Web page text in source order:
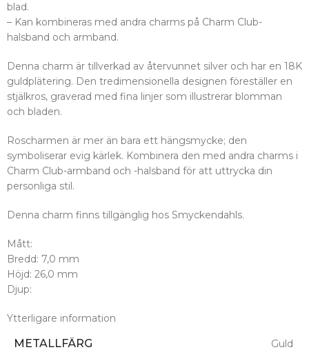
blad.
– Kan kombineras med andra charms på Charm Club-
halsband och armband.
Denna charm är tillverkad av återvunnet silver och har en 18K
guldplätering. Den tredimensionella designen föreställer en
stjälkros, graverad med fina linjer som illustrerar blomman
och bladen.
Roscharmen är mer än bara ett hängsmycke; den
symboliserar evig kärlek. Kombinera den med andra charms i
Charm Club-armband och -halsband för att uttrycka din
personliga stil.
Denna charm finns tillgänglig hos Smyckendahls.
Mått:
Bredd: 7,0 mm
Höjd: 26,0 mm
Djup:
Ytterligare information
METALLFÄRG Guld